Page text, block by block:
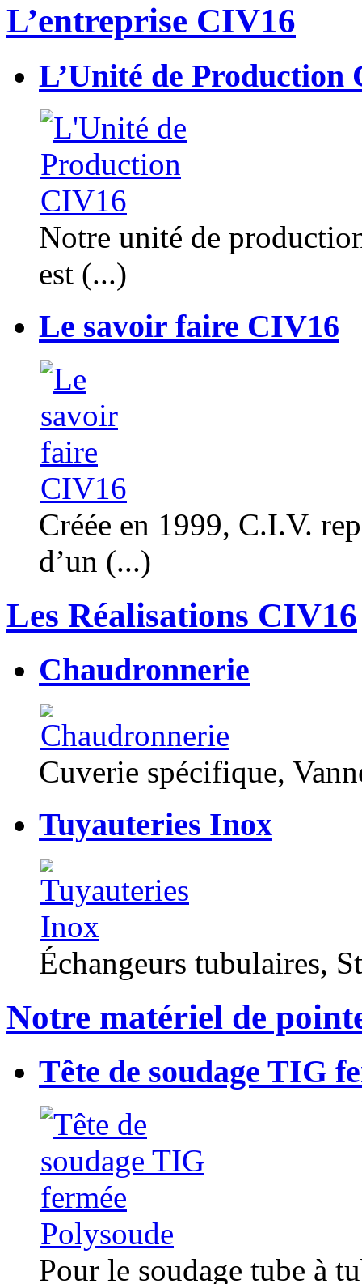
L’entreprise CIV16
L’Unité de Production
Notre unité de
est (...)
Le savoir faire CIV16
Créée en 1999, C.I.V.
d’un (...)
Les Réalisations CIV16
Chaudronnerie
Cuverie spécifique,
Tuyauteries Inox
Échangeurs tubulaires,
Notre matériel de
Tête de soudage TIG
Pour le soudage tube à